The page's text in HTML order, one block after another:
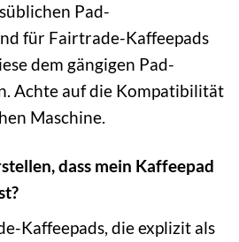
Pad-
für Fairtrade-Kaffeepads
dem gängigen Pad-
Achte auf die Kompatibilität
Maschine.
dass mein Kaffeepad
Kaffeepads, die explizit als